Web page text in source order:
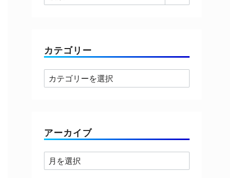
カテゴリー
カ
テ
ー
アーカイブ
ア
ー